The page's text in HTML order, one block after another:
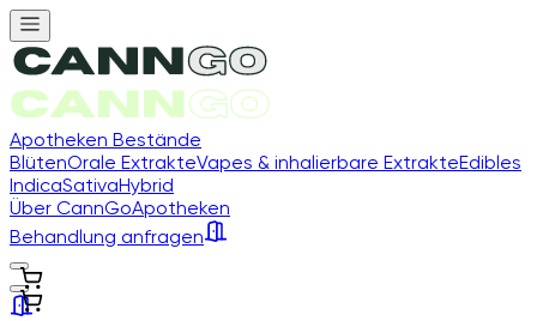
Apotheken Bestände
BlütenOrale ExtrakteVapes & inhalierbare ExtrakteEdibles
IndicaSativaHybrid
Über CannGoApotheken
Behandlung anfragen